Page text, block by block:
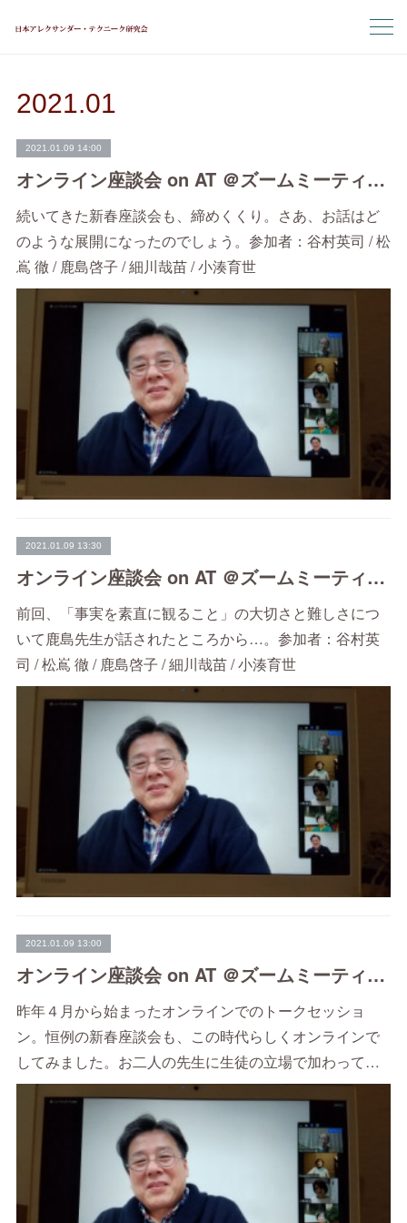
2021.01
2021.01.09 14:00
オンライン座談会 on AT ＠ズームミーティング③
続いてきた新春座談会も、締めくくり。さあ、お話はど
のような展開になったのでしょう。参加者：谷村英司 / 松
嶌 徹 / 鹿島啓子 / 細川哉苗 / 小湊育世
2021.01.09 13:30
オンライン座談会 on AT ＠ズームミーティング②
前回、「事実を素直に観ること」の大切さと難しさにつ
いて鹿島先生が話されたところから…。参加者：谷村英
司 / 松嶌 徹 / 鹿島啓子 / 細川哉苗 / 小湊育世
2021.01.09 13:00
オンライン座談会 on AT ＠ズームミーティング①
昨年４月から始まったオンラインでのトークセッショ
ン。恒例の新春座談会も、この時代らしくオンラインで
してみました。お二人の先生に生徒の立場で加わって…